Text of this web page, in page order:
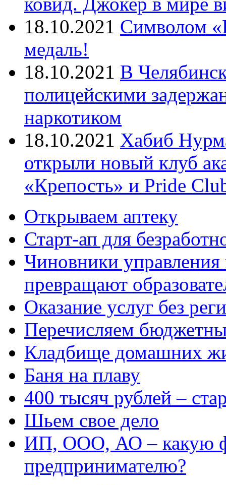
18.10.2021 Символом
медаль!
18.10.2021 В
полицейскими
наркотиком
18.10.2021 Хабиб
открыли новый клуб
«Крепость» и Pride
Открываем аптеку
Старт-ап для
Чиновники
превращают
Оказание услуг без
Перечисляем
Кладбище домашних
Баня на плаву
400 тысяч рублей –
Шьем свое дело
ИП, ООО, АО – какую
предпринимателю?